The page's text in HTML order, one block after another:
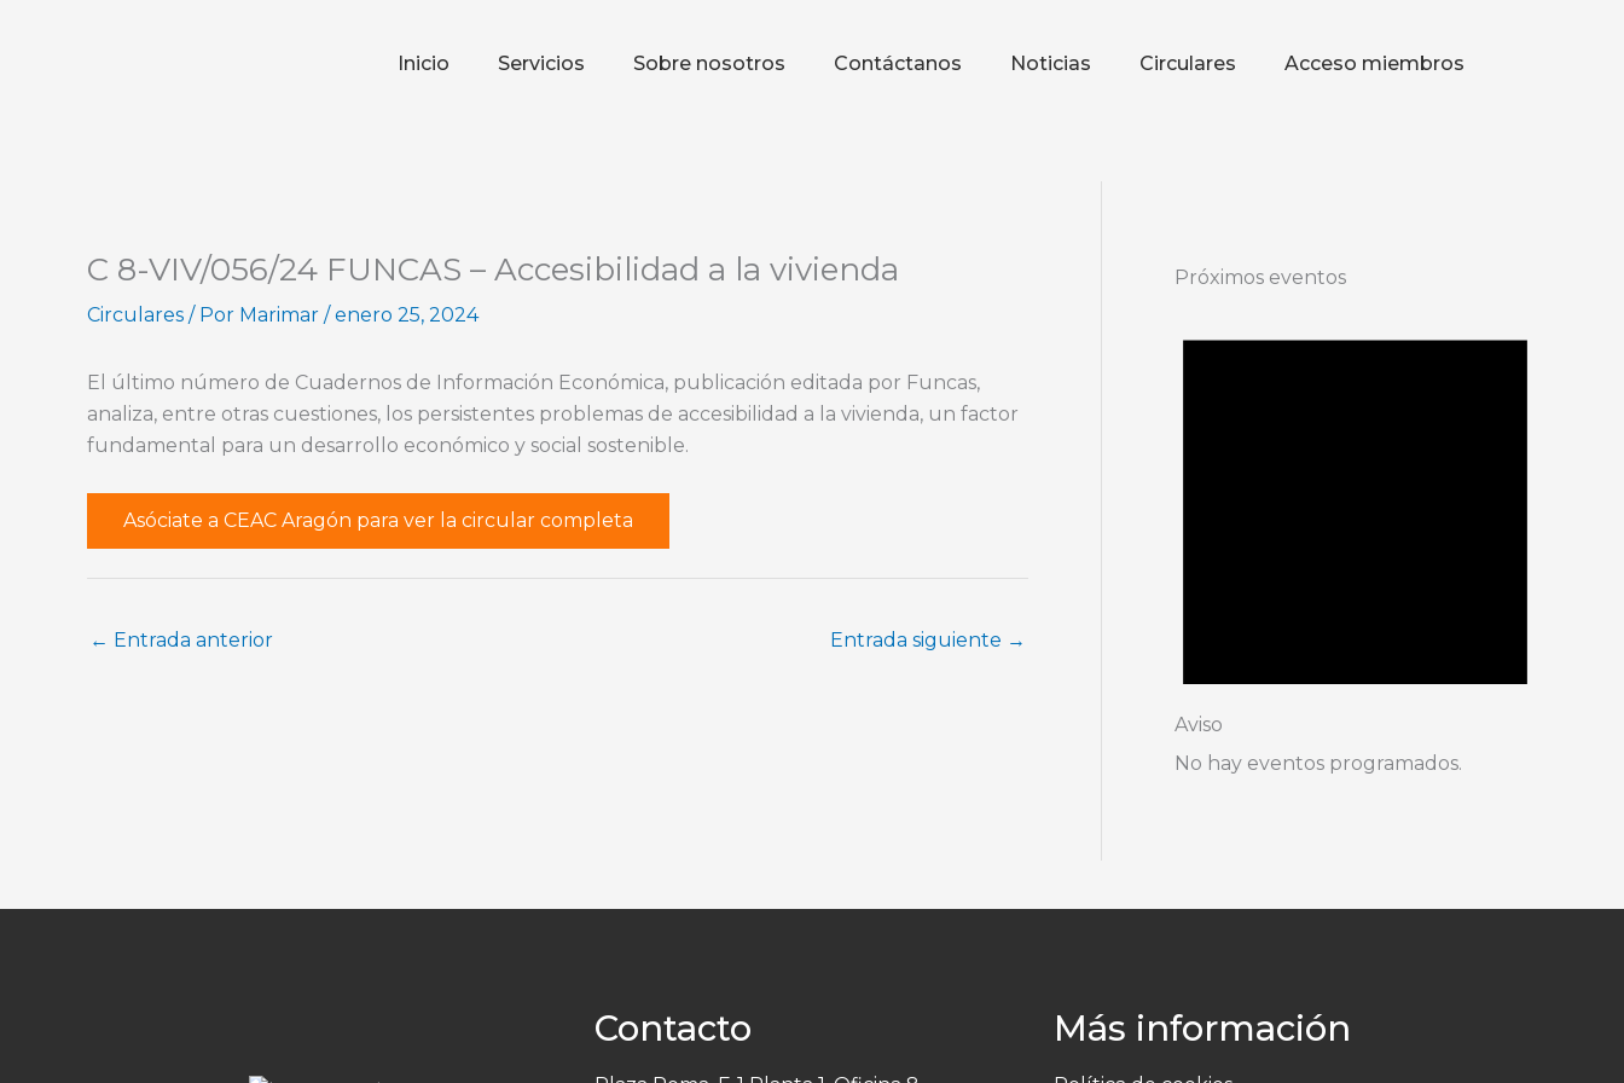
Inicio Servicios Sobre nosotros Contáctanos Noticias Circulares Acceso miembros
C 8-VIV/056/24 FUNCAS – Accesibilidad a la vivienda
Circulares / Por Marimar /enero 25, 2024
El último número de Cuadernos de Información Económica, publicación editada por Funcas,
analiza, entre otras cuestiones, los persistentes problemas de accesibilidad a la vivienda, un factor
fundamental para un desarrollo económico y social sostenible.
Asóciate a CEAC Aragón para ver la circular completa
← Entrada anterior Entrada siguiente →
Próximos eventos
Aviso
No hay eventos programados.
Contacto Más información